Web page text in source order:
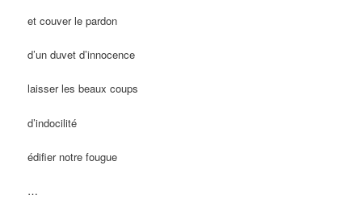
et couver le pardon
d’un duvet d’innocence
laisser les beaux coups
d’indocilité
édifier notre fougue
…